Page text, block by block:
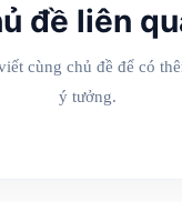
đề liên
cùng chủ đề để có
ý tưởng.